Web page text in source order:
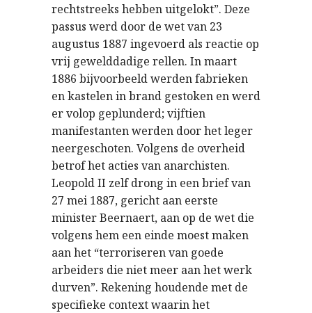
rechtstreeks hebben uitgelokt”. Deze
passus werd door de wet van 23
augustus 1887 ingevoerd als reactie op
vrij gewelddadige rellen. In maart
1886 bijvoorbeeld werden fabrieken
en kastelen in brand gestoken en werd
er volop geplunderd; vijftien
manifestanten werden door het leger
neergeschoten. Volgens de overheid
betrof het acties van anarchisten.
Leopold II zelf drong in een brief van
27 mei 1887, gericht aan eerste
minister Beernaert, aan op de wet die
volgens hem een einde moest maken
aan het “terroriseren van goede
arbeiders die niet meer aan het werk
durven”. Rekening houdende met de
specifieke context waarin het